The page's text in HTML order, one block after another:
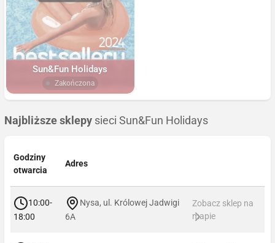
Sun&Fun Holidays
Zakończona
Najbliższe sklepy sieci Sun&Fun Holidays
Godziny
otwarcia
Adres
10:00-
18:00
Nysa, ul. Królowej Jadwigi
6A
Zobacz sklep na
mapie